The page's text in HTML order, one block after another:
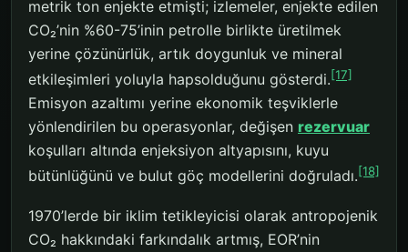
metrik ton enjekte etmişti; izlemeler, enjekte edilen
CO₂’nin %60-75’inin petrolle birlikte üretilmek
yerine çözünürlük, artık doygunluk ve mineral
etkileşimleri yoluyla hapsolduğunu gösterdi.[17]
Emisyon azaltımı yerine ekonomik teşviklerle
yönlendirilen bu operasyonlar, değişen rezervuar
koşulları altında enjeksiyon altyapısını, kuyu
bütünlüğünü ve bulut göç modellerini doğruladı.[18]
1970’lerde bir iklim tetikleyicisi olarak antropojenik
CO₂ hakkındaki farkındalık artmış, EOR’nin